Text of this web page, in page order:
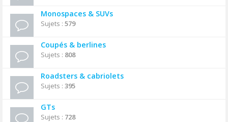
Monospaces & SUVs
Sujets : 579
Coupés & berlines
Sujets : 808
Roadsters & cabriolets
Sujets : 395
GTs
Sujets : 728